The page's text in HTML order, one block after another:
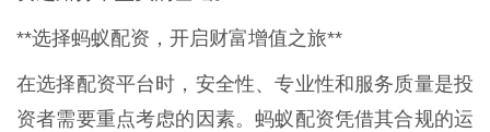
**选择蚂蚁配资，开启财富增值之旅**
在选择配资平台时，安全性、专业性和服务质量是投
资者需要重点考虑的因素。蚂蚁配资凭借其合规的运